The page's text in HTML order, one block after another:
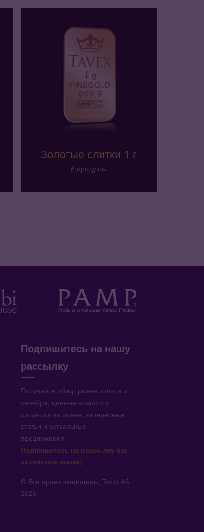
Золотые слитки 1 г
6 продукты
Подпишитесь на нашу
рассылку
Получайте обзор рынка золота и
серебра, ценные новости о
ситуации на рынке, интересные
статьи и актуальные
предложения.
Подпишитесь на рассылку (на
эстонском языке)
© Все права защищены, Tavid AS
2026